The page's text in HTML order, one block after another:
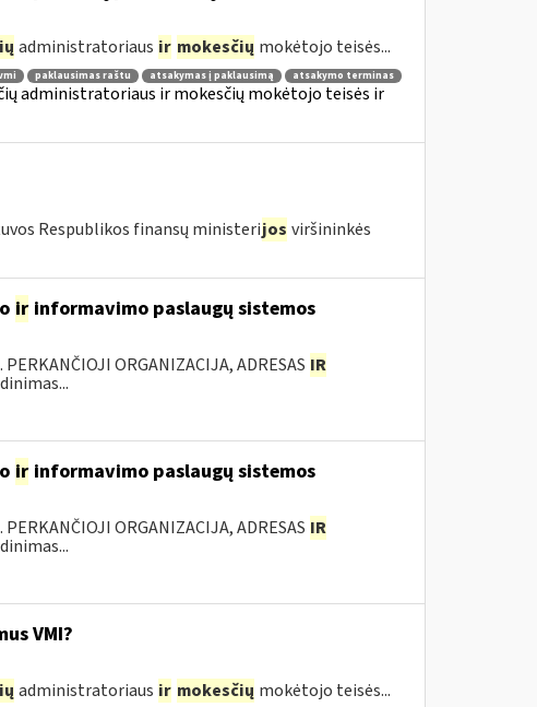
administratoriaus ir mokesčių mokėtojo teisės...
paklausimas raštu atsakymas į paklausimą atsakymo terminas
administratoriaus ir mokesčių mokėtojo teisės ir
Respublikos finansų ministerijos viršininkės
irinformavimo paslaugų sistemos
ORGANIZACIJA, ADRESAS IR
irinformavimo paslaugų sistemos
ORGANIZACIJA, ADRESAS IR
VMI?
administratoriaus ir mokesčių mokėtojo teisės...